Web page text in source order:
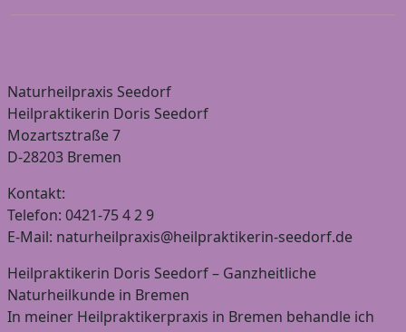
Naturheilpraxis Seedorf
Heilpraktikerin Doris Seedorf
Mozartsztraße 7
D-28203 Bremen
Kontakt:
Telefon: 0421-75 4 2 9
E-Mail: naturheilpraxis@heilpraktikerin-seedorf.de
Heilpraktikerin Doris Seedorf – Ganzheitliche
Naturheilkunde in Bremen
In meiner Heilpraktikerpraxis in Bremen behandle ich